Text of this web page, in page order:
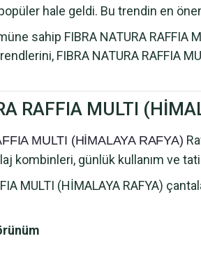
hale geldi. Bu trendin en
sahip FIBRA NATURA RAFFIA
FIBRA NATURA RAFFIA
RAFFIA MULTI
MULTI (HİMALAYA RAFYA)
kombinleri, günlük kullanım ve
MULTI (HİMALAYA RAFYA)